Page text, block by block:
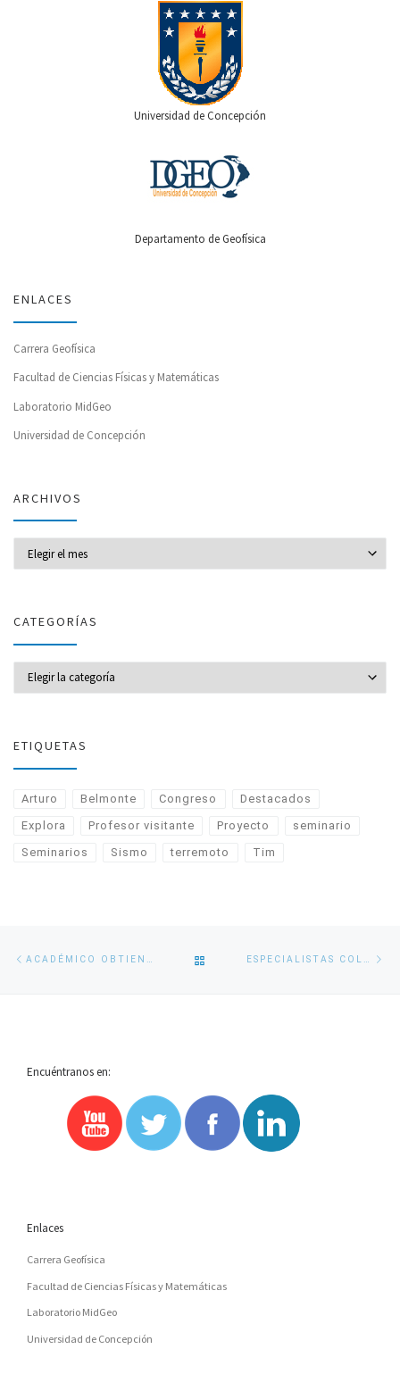
Universidad de Concepción
Departamento de Geofísica
ENLACES
Carrera Geofísica
Facultad de Ciencias Físicas y Matemáticas
Laboratorio MidGeo
Universidad de Concepción
ARCHIVOS
CATEGORÍAS
ETIQUETAS
Arturo Belmonte Congreso Destacados
Explora Profesor visitante Proyecto seminario
Seminarios Sismo terremoto Tim
Navegación
de
VOLVER
ENTRADAS
Encuéntranos en:
Enlaces
Carrera Geofísica
Facultad de Ciencias Físicas y Matemáticas
Laboratorio MidGeo
Universidad de Concepción